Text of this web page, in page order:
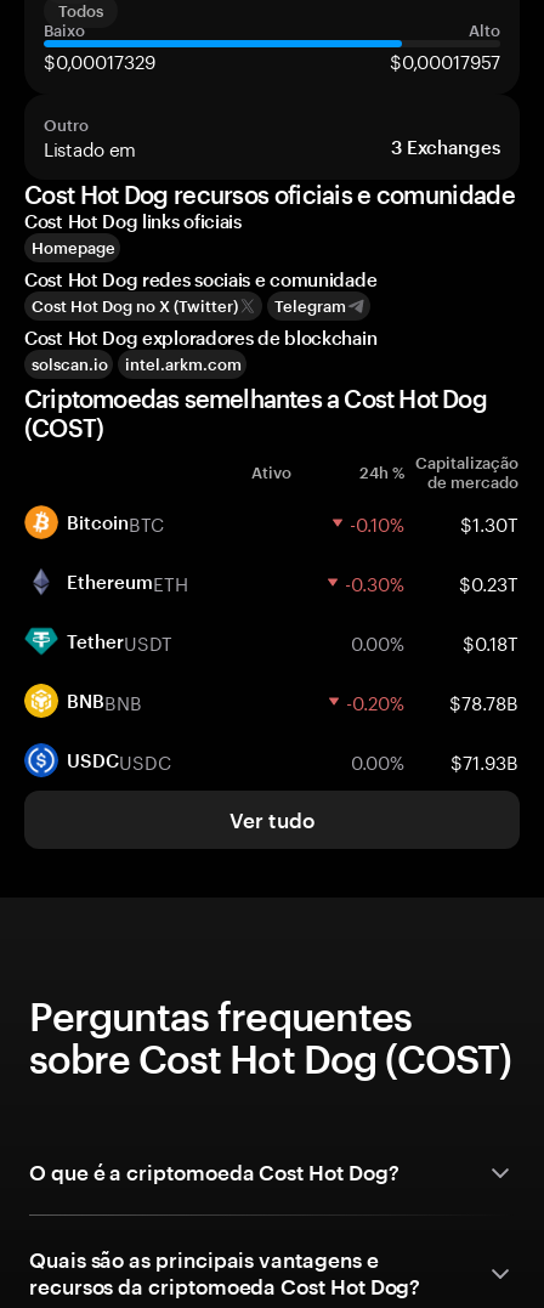
Todos
Baixo
Alto
$0,00017329 $0,00017957
Outro
Listado em 3 Exchanges
Cost Hot Dog recursos oficiais e comunidade
Cost Hot Dog links oficiais
Homepage
Cost Hot Dog redes sociais e comunidade
Cost Hot Dog no X (Twitter) Telegram
Cost Hot Dog exploradores de blockchain
solscan.io intel.arkm.com
Criptomoedas semelhantes a Cost Hot Dog
(COST)
Ativo 24h % Capitalização
de mercado
BitcoinBTC -0.10% $1.30T
EthereumETH -0.30% $0.23T
TetherUSDT 0.00% $0.18T
BNBBNB -0.20% $78.78B
USDCUSDC 0.00% $71.93B
Ver tudo
Perguntas frequentes
sobre Cost Hot Dog (COST)
O que é a criptomoeda Cost Hot Dog?
Quais são as principais vantagens e
recursos da criptomoeda Cost Hot Dog?